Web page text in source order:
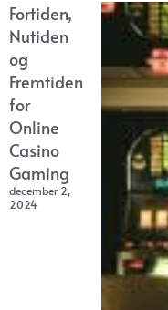
Fortiden,
Nutiden
og
Fremtiden
for
Online
Casino
Gaming
december 2,
2024